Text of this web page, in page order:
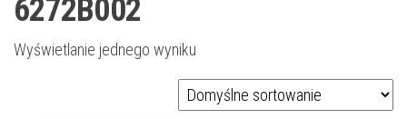
6272B002
Wyświetlanie jednego wyniku